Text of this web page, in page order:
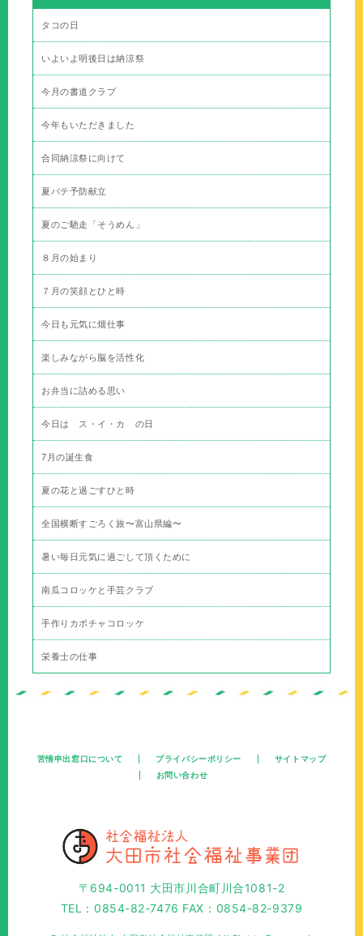
タコの日
いよいよ明後日は納涼祭
今月の書道クラブ
今年もいただきました
合同納涼祭に向けて
夏バテ予防献立
夏のご馳走「そうめん」
８月の始まり
７月の笑顔とひと時
今日も元気に畑仕事
楽しみながら脳を活性化
お弁当に詰める思い
今日は ス・イ・カ の日
7月の誕生食
夏の花と過ごすひと時
全国横断すごろく旅〜富山県編〜
暑い毎日元気に過ごして頂くために
南瓜コロッケと手芸クラブ
手作りカボチャコロッケ
栄養士の仕事
苦情申出窓口について プライバシーポリシー
サイトマップ
お問い合わせ
〒694-0011 大田市川合町川合1081-2
TEL：0854-82-7476 FAX：0854-82-9379